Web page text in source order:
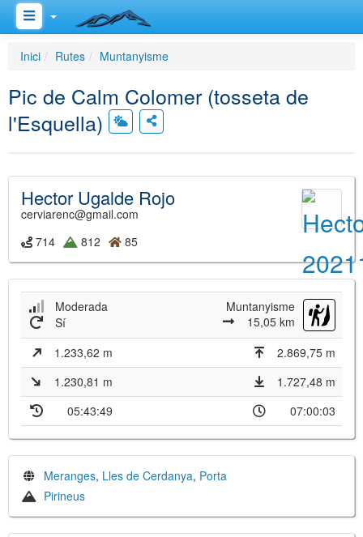
Inici Rutes Muntanyisme
Pic de Calm Colomer (tosseta de
l'Esquella)
Hector Ugalde Rojo
cerviarenc@gmail.com
714
812 85
Moderada
Muntanyisme
15,05 km
Sí
1.233,62 m
2.869,75 m
1.230,81 m
1.727,48 m
05:43:49
07:00:03
Meranges, Lles de Cerdanya, Porta
Pirineus